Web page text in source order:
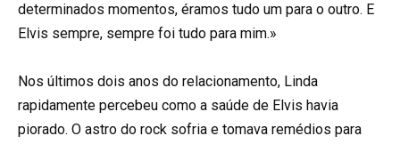
determinados momentos, éramos tudo um para o outro. E
Elvis sempre, sempre foi tudo para mim.»
Nos últimos dois anos do relacionamento, Linda
rapidamente percebeu como a saúde de Elvis havia
piorado. O astro do rock sofria e tomava remédios para